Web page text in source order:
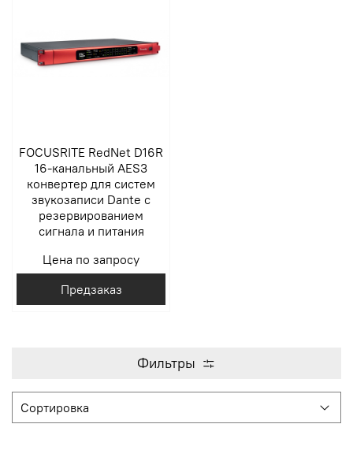
FOCUSRITE RedNet D16R
16-канальный AES3
конвертер для систем
звукозаписи Dante c
резервированием
сигнала и питания
Цена по запросу
Предзаказ
Фильтры